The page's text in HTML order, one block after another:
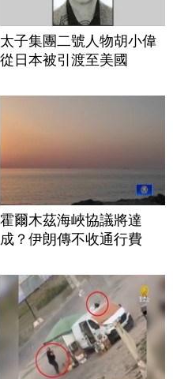
太子集團二號人物胡小偉
從日本被引渡至美國
霍爾木茲海峽協議將達
成？伊朗傳不收通行費